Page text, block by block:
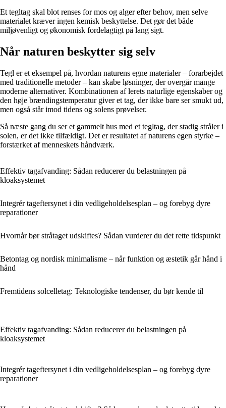
Et tegltag skal blot renses for mos og alger efter behov, men selve
materialet kræver ingen kemisk beskyttelse. Det gør det både
miljøvenligt og økonomisk fordelagtigt på lang sigt.
Når naturen beskytter sig selv
Tegl er et eksempel på, hvordan naturens egne materialer – forarbejdet
med traditionelle metoder – kan skabe løsninger, der overgår mange
moderne alternativer. Kombinationen af lerets naturlige egenskaber og
den høje brændingstemperatur giver et tag, der ikke bare ser smukt ud,
men også står imod tidens og solens prøvelser.
Så næste gang du ser et gammelt hus med et tegltag, der stadig stråler i
solen, er det ikke tilfældigt. Det er resultatet af naturens egen styrke –
forstærket af menneskets håndværk.
Effektiv tagafvanding: Sådan reducerer du belastningen på
kloaksystemet
Integrér tageftersynet i din vedligeholdelsesplan – og forebyg dyre
reparationer
Hvornår bør stråtaget udskiftes? Sådan vurderer du det rette tidspunkt
Betontag og nordisk minimalisme – når funktion og æstetik går hånd i
hånd
Fremtidens solcelletag: Teknologiske tendenser, du bør kende til
Effektiv tagafvanding: Sådan reducerer du belastningen på
kloaksystemet
Integrér tageftersynet i din vedligeholdelsesplan – og forebyg dyre
reparationer